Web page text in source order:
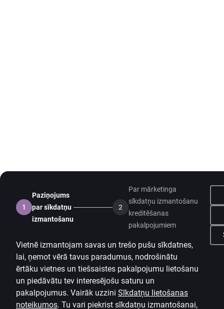
1
Paziņojums
par sīkdatņu
izmantošanu
2
Par mārketinga
sīkdatņu izmantošanu
kreditēšanas
pakalpojumiem
Vietnē izmantojam savas un trešo pušu sīkdatnes,
lai, ņemot vērā tavus paradumus, nodrošinātu
ērtāku vietnes un tiešsaistes pakalpojumu lietošanu
un piedāvātu tev interesējošu saturu un
pakalpojumus. Vairāk uzzini Sīkdatņu lietošanas
noteikumos. Tu vari piekrist sīkdatņu izmantošanai,